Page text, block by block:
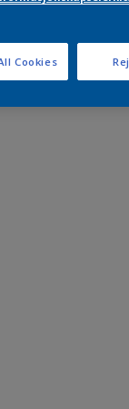
Cookies